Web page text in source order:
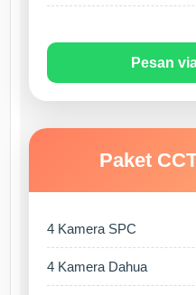
Pesan
Paket
4 Kamera SPC
4 Kamera Dahua